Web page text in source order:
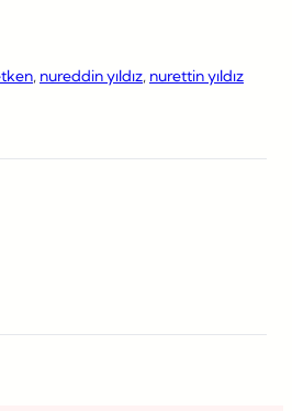
, nureddin yıldız, nurettin yıldız